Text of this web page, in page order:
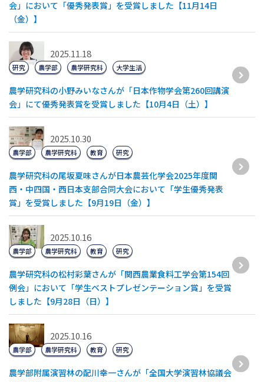
会」において「優秀発表賞」を受賞しました【11月14日
（金）】
2025.11.18
農学研究科の小野みいなさんが「日本作物学会第260回講演
会」にて優秀発表賞を受賞しました【10月4日（土）】
研究 農学部 農学研究科 大学生活
2025.10.30
農学研究科の尾坂夏味さんが日本農芸化学会2025年度関
西・中四国・西日本支部合同大会において「学生優秀発表
賞」を受賞しました【9月19日（金）】
農学部 農学研究科 教育 研究
2025.10.16
農学研究科の松村彩葉さんが「関西農業食料工学会第154回
例会」において「学生ベストプレゼンテーション賞」を受賞
しました【9月28日（日）】
農学部 農学研究科 教育 研究
2025.10.16
農学部附属演習林の配川幸一さんが「全国大学演習林協議会
農学部 農学研究科 教育 研究